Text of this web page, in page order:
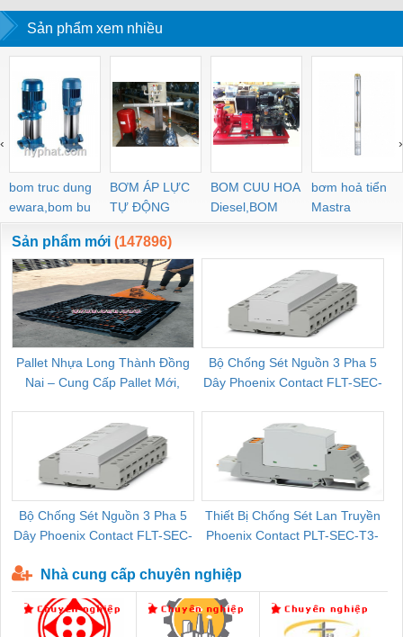
Sản phẩm xem nhiều
bom truc dung
ewara,bom bu
ewara
BƠM ÁP LỰC
TỰ ĐỘNG
BOM CUU HOA
Diesel,BOM
CHUA CHAY
bơm hoả tiển
Mastra
‹ ›
Sản phẩm mới (147896)
Pallet Nhựa Long Thành Đồng
Nai – Cung Cấp Pallet Mới,
Bộ Chống Sét Nguồn 3 Pha 5
Dây Phoenix Contact FLT-SEC-
Bộ Chống Sét Nguồn 3 Pha 5
Dây Phoenix Contact FLT-SEC-
Thiết Bị Chống Sét Lan Truyền
Phoenix Contact PLT-SEC-T3-
Nhà cung cấp chuyên nghiệp